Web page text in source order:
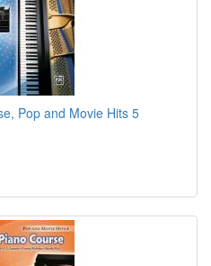
Pop and Movie Hits 5